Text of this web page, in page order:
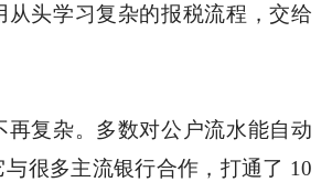
从头学习复杂的报税流程，交给
再复杂。多数对公户流水能自动
很多主流银行合作，打通了 10